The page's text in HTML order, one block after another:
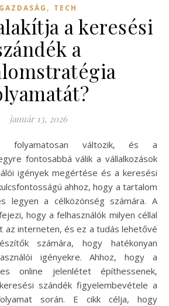
GAZDASÁG , TECH
a keresési
a
január 13, 2026
fontosabbá válik a vállalkozások
igények megértése és a keresési
ahhoz, hogy a tartalom
legyen a célközönség számára. A
hogy a felhasználók milyen céllal
az interneten, és ez a tudás lehetővé
számára, hogy hatékonyan
igényekre. Ahhoz, hogy a
online jelenlétet építhessenek,
szándék figyelembevétele a
során. E cikk célja, hogy